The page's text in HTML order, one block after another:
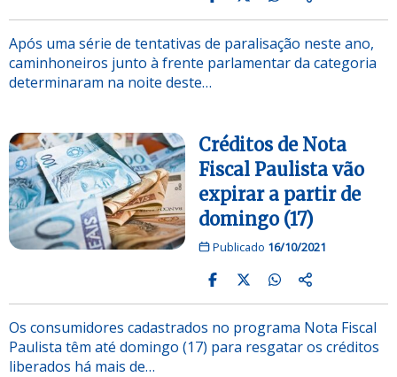
Após uma série de tentativas de paralisação neste ano,
caminhoneiros junto à frente parlamentar da categoria
determinaram na noite deste…
Créditos de Nota
Fiscal Paulista vão
expirar a partir de
domingo (17)
Publicado 16/10/2021
Os consumidores cadastrados no programa Nota Fiscal
Paulista têm até domingo (17) para resgatar os créditos
liberados há mais de…